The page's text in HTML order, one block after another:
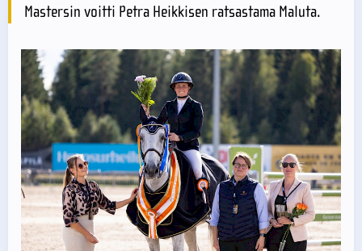
Mastersin voitti Petra Heikkisen ratsastama Maluta.